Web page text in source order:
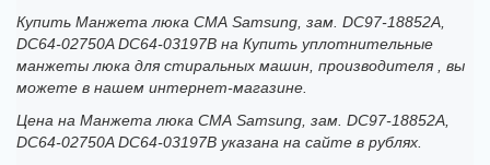
Купить Манжета люка СМА Samsung, зам. DC97-18852A,
DC64-02750A DC64-03197B на Купить уплотнительные
манжеты люка для стиральных машин, производителя , вы
можете в нашем интернет-магазине.
Цена на Манжета люка СМА Samsung, зам. DC97-18852A,
DC64-02750A DC64-03197B указана на сайте в рублях.